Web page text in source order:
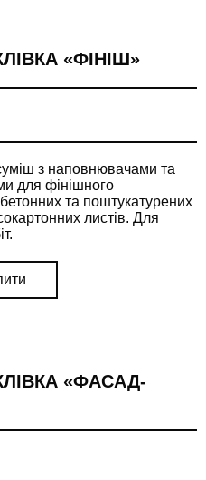
«ФІНІШ»
з наповнювачами та
для фінішного
та поштукатурених
листів. Для
«ФАСАД-